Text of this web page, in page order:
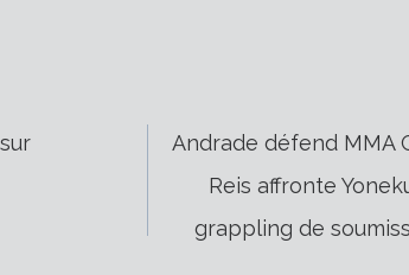
Andrade défend MMA
Reis affronte
grappling de